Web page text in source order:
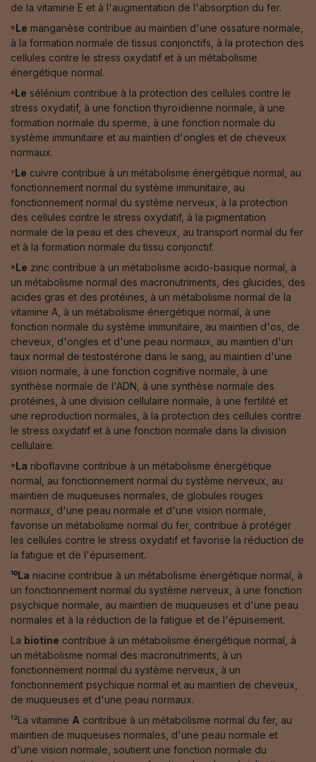
de la vitamine E et à l'augmentation de l'absorption du fer.
⁵Le manganèse contribue au maintien d'une ossature normale,
à la formation normale de tissus conjonctifs, à la protection des
cellules contre le stress oxydatif et à un métabolisme
énergétique normal.
⁶Le sélénium contribue à la protection des cellules contre le
stress oxydatif, à une fonction thyroïdienne normale, à une
formation normale du sperme, à une fonction normale du
système immunitaire et au maintien d'ongles et de cheveux
normaux.
⁷Le cuivre contribue à un métabolisme énergétique normal, au
fonctionnement normal du système immunitaire, au
fonctionnement normal du système nerveux, à la protection
des cellules contre le stress oxydatif, à la pigmentation
normale de la peau et des cheveux, au transport normal du fer
et à la formation normale du tissu conjonctif.
⁸Le zinc contribue à un métabolisme acido-basique normal, à
un métabolisme normal des macronutriments, des glucides, des
acides gras et des protéines, à un métabolisme normal de la
vitamine A, à un métabolisme énergétique normal, à une
fonction normale du système immunitaire, au maintien d'os, de
cheveux, d'ongles et d'une peau normaux, au maintien d'un
taux normal de testostérone dans le sang, au maintien d'une
vision normale, à une fonction cognitive normale, à une
synthèse normale de l'ADN, à une synthèse normale des
protéines, à une division cellulaire normale, à une fertilité et
une reproduction normales, à la protection des cellules contre
le stress oxydatif et à une fonction normale dans la division
cellulaire.
⁹La riboflavine contribue à un métabolisme énergétique
normal, au fonctionnement normal du système nerveux, au
maintien de muqueuses normales, de globules rouges
normaux, d'une peau normale et d'une vision normale,
favorise un métabolisme normal du fer, contribue à protéger
les cellules contre le stress oxydatif et favorise la réduction de
la fatigue et de l'épuisement.
¹⁰La niacine contribue à un métabolisme énergétique normal, à
un fonctionnement normal du système nerveux, à une fonction
psychique normale, au maintien de muqueuses et d'une peau
normales et à la réduction de la fatigue et de l'épuisement.
La biotine contribue à un métabolisme énergétique normal, à
un métabolisme normal des macronutriments, à un
fonctionnement normal du système nerveux, à un
fonctionnement psychique normal et au maintien de cheveux,
de muqueuses et d'une peau normaux.
¹²La vitamine A contribue à un métabolisme normal du fer, au
maintien de muqueuses normales, d'une peau normale et
d'une vision normale, soutient une fonction normale du